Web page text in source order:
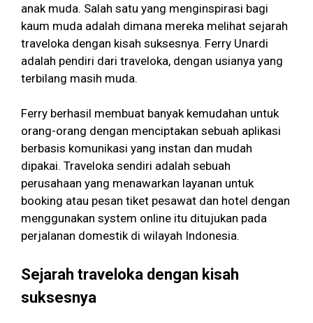
anak muda. Salah satu yang menginspirasi bagi
kaum muda adalah dimana mereka melihat sejarah
traveloka dengan kisah suksesnya. Ferry Unardi
adalah pendiri dari traveloka, dengan usianya yang
terbilang masih muda.
Ferry berhasil membuat banyak kemudahan untuk
orang-orang dengan menciptakan sebuah aplikasi
berbasis komunikasi yang instan dan mudah
dipakai. Traveloka sendiri adalah sebuah
perusahaan yang menawarkan layanan untuk
booking atau pesan tiket pesawat dan hotel dengan
menggunakan system online itu ditujukan pada
perjalanan domestik di wilayah Indonesia.
Sejarah traveloka dengan kisah
suksesnya